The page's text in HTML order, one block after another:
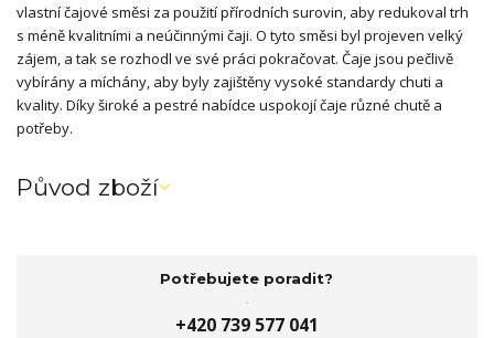
vlastní čajové směsi za použití přírodních surovin, aby redukoval trh
s méně kvalitními a neúčinnými čaji. O tyto směsi byl projeven velký
zájem, a tak se rozhodl ve své práci pokračovat. Čaje jsou pečlivě
vybírány a míchány, aby byly zajištěny vysoké standardy chuti a
kvality. Díky široké a pestré nabídce uspokojí čaje různé chutě a
potřeby.
Původ zboží
Potřebujete poradit?
+420 739 577 041